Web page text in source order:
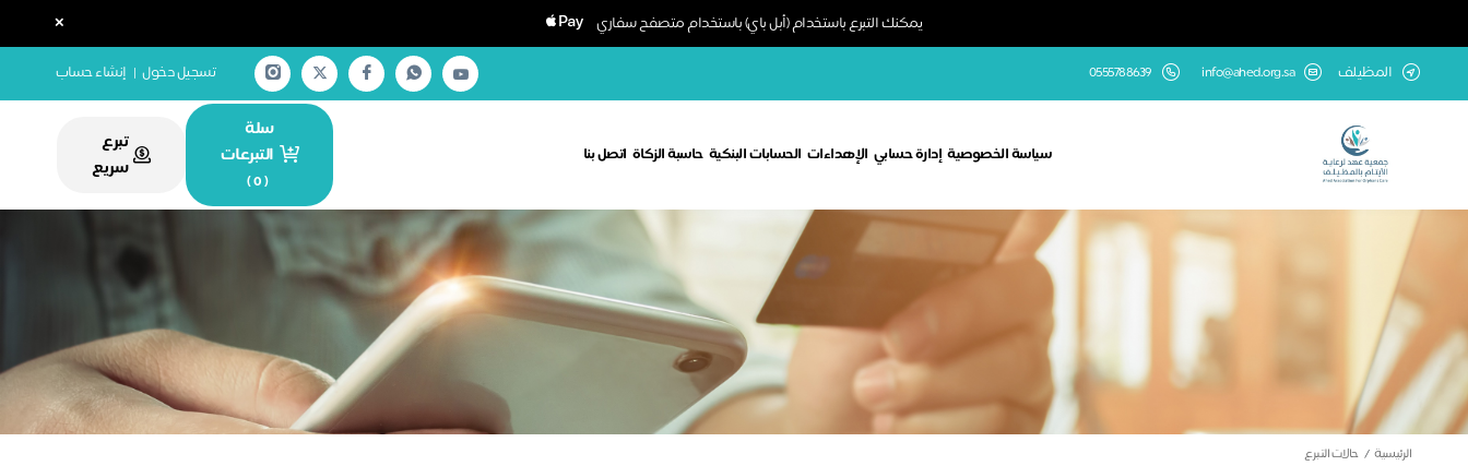
يمكنك التبرع باستخدام (أبل باي) باستخدام متصفح سفاري ×
المظيلف info@ahed.org.sa
0555788639 تسجيل دخول | إنشاء حساب
سياسة الخصوصية إدارة حسابي الإهداءات الحسابات البنكية حاسبة الزكاة اتصل بنا
سلة
التبرعات
(
0
)
تبرع
سريع
الرئيسية حالات التبرع